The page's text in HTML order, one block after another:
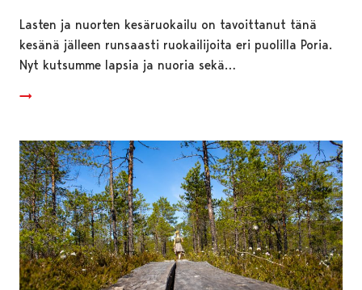
Lasten ja nuorten kesäruokailu on tavoittanut tänä
kesänä jälleen runsaasti ruokailijoita eri puolilla Poria.
Nyt kutsumme lapsia ja nuoria sekä…